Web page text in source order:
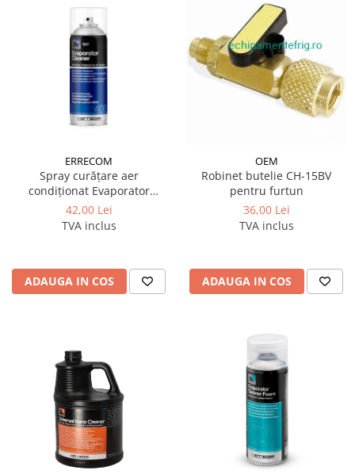
ERRECOM
Spray curățare aer
condiționat Evaporator
Cleaner Liquid 400 ml
Errecom
42,00 Lei
TVA inclus
ADAUGA IN COS
OEM
Robinet butelie CH-15BV
pentru furtun
36,00 Lei
TVA inclus
ADAUGA IN COS